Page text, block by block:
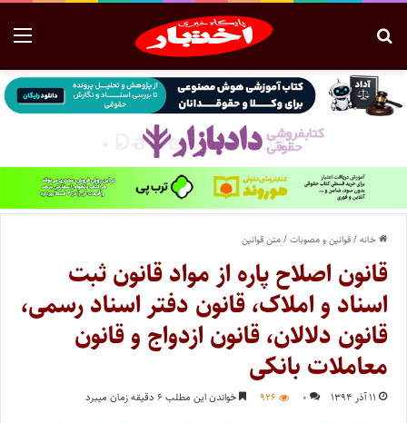
خانه/قوانین و مصوبات/متن قوانین
قانون اصلاح پاره از مواد قانون ثبت
اسناد و املاک، قانون دفتر اسناد رسمی،
قانون دلالان، قانون ازدواج و قانون
معاملات بانکی
۱۱ آذر ۱۳۹۴ ۰ ۹۲۶ خواندن این مطلب ۶ دقیقه زمان میبرد